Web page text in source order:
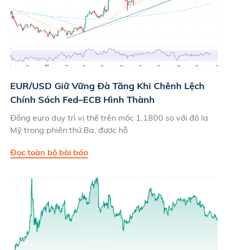
EUR/USD Giữ Vững Đà Tăng Khi Chênh Lệch
Chính Sách Fed–ECB Hình Thành
Đồng euro duy trì vị thế trên mốc 1,1800 so với đô la
Mỹ trong phiên thứ Ba, được hỗ
Đọc toàn bộ bài báo